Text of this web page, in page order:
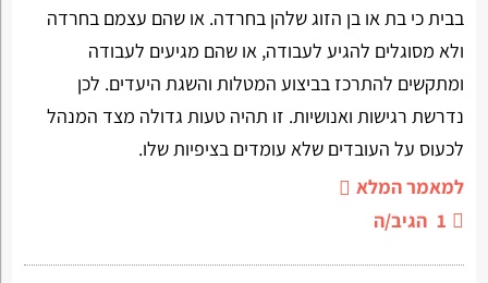
בבית כי בת או בן הזוג שלהן בחרדה. או שהם עצמם בחרדה
ולא מסוגלים להגיע לעבודה, או שהם מגיעים לעבודה
ומתקשים להתרכז בביצוע המטלות והשגת היעדים. לכן
נדרשת רגישות ואנושיות. זו תהיה טעות גדולה מצד המנהל
לכעוס על העובדים שלא עומדים בציפיות שלו.
למאמר המלא
1 הגיב/ה